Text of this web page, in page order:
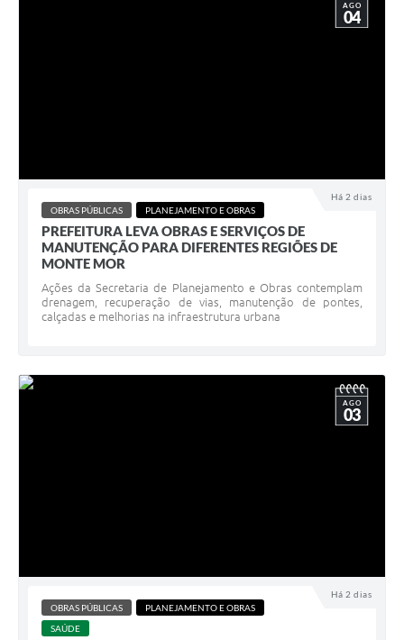
Há 2 dias
AGO
04
OBRAS PÚBLICAS PLANEJAMENTO E OBRAS
PREFEITURA LEVA OBRAS E SERVIÇOS DE
MANUTENÇÃO PARA DIFERENTES REGIÕES DE
MONTE MOR
Ações da Secretaria de Planejamento e Obras contemplam
drenagem, recuperação de vias, manutenção de pontes,
calçadas e melhorias na infraestrutura urbana
Há 2 dias
AGO
03
OBRAS PÚBLICAS
PLANEJAMENTO E OBRAS
SAÚDE